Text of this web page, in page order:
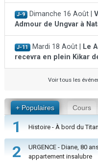
J-9 Dimanche 16 Août |
Admour de Ungvar à
J-11 Mardi 18 Août |
Le
recevra en plein Kikar
Voir tous les
+ Populaires Cours
1 Histoire - À bord du
2
URGENCE - Diane, 80
appartement insalubre